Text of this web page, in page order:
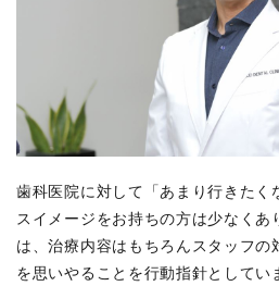
歯科医院に対して「あまり行きたく
スイメージをお持ちの方は少なくあ
は、治療内容はもちろんスタッフの
を思いやることを行動指針としてい